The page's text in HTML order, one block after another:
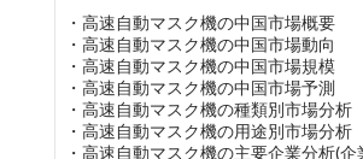
・高速自動マスク機の中国市場概要
・高速自動マスク機の中国市場動向
・高速自動マスク機の中国市場規模
・高速自動マスク機の中国市場予測
・高速自動マスク機の種類別市場分析
・高速自動マスク機の用途別市場分析
・高速自動マスク機の主要企業分析(企